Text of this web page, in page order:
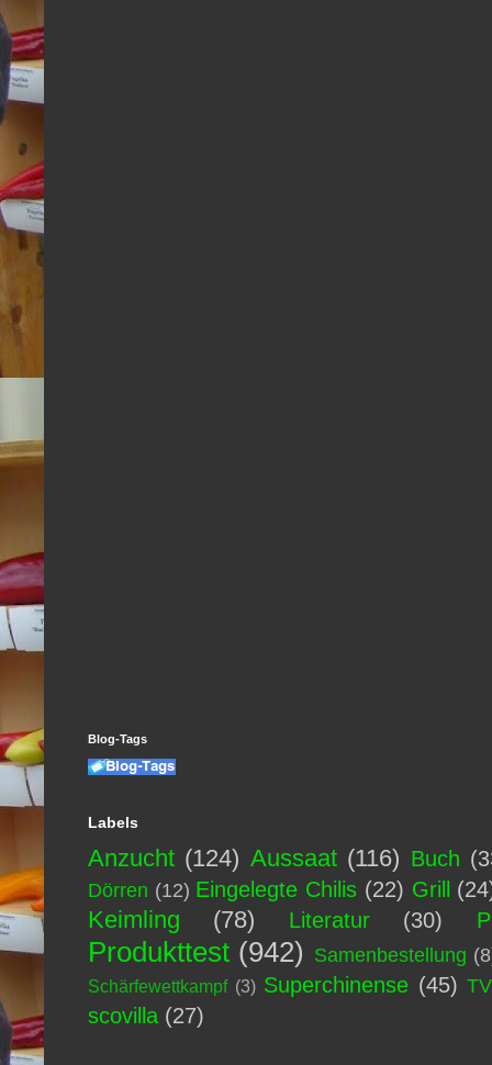
Blog-Tags
Labels
Anzucht (124) Aussaat (116) Buch
Dörren (12) Eingelegte Chilis (22) Grill
Keimling (78) Literatur (30)
Produkttest (942) Samenbestellung
Schärfewettkampf (3) Superchinense (45) TV
scovilla (27)